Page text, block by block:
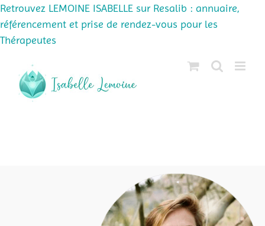
Retrouvez LEMOINE ISABELLE sur Resalib : annuaire,
référencement et prise de rendez-vous pour les
Thérapeutes
contenu